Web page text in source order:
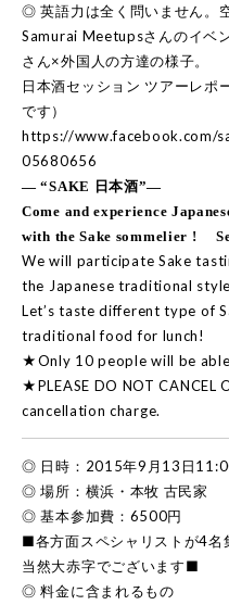
◎ 英語力は全く問いません。
Samurai Meetupsさんのイベ
さん×外国人の方達の様子。
日本酒セッション ツアーレポ
です）
https://www.facebook.com/
05680656
― “SAKE 日本酒”―
Come and experience
with the Sake sommelier !
We will participate Sake
the Japanese traditional
Let’s taste different type of
traditional food for lunch!
★Only 10 people will be
★PLEASE DO NOT CANCEL
cancellation charge.
◎ 日時：2015年9月13日
◎ 場所：横浜・本牧 古民家
◎ 基本参加費：6500円
■各方面スペシャリストが4名
当然大赤字でございます■
◎ 料金に含まれるもの